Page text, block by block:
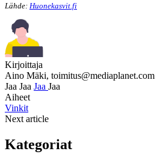
Lähde: Huonekasvit.fi
Kirjoittaja
Aino Mäki, toimitus@mediaplanet.com
Jaa Jaa Jaa Jaa
Aiheet
Vinkit
Next article
Kategoriat